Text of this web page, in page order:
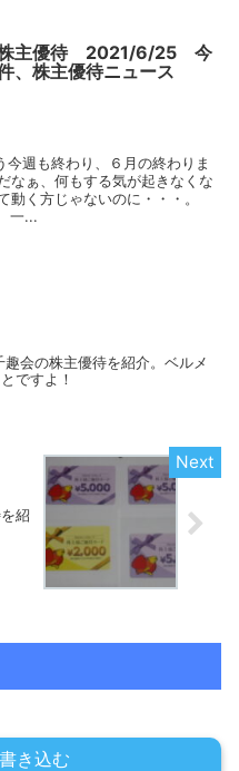
株主優待 2021/6/25 今
、株主優待ニュース
週も終わり、６月の終わりま
なぁ、何もする気が起きなくな
動く方じゃないのに・・・。
一...
会の株主優待を紹介。ベルメ
ですよ！
紹
き込む